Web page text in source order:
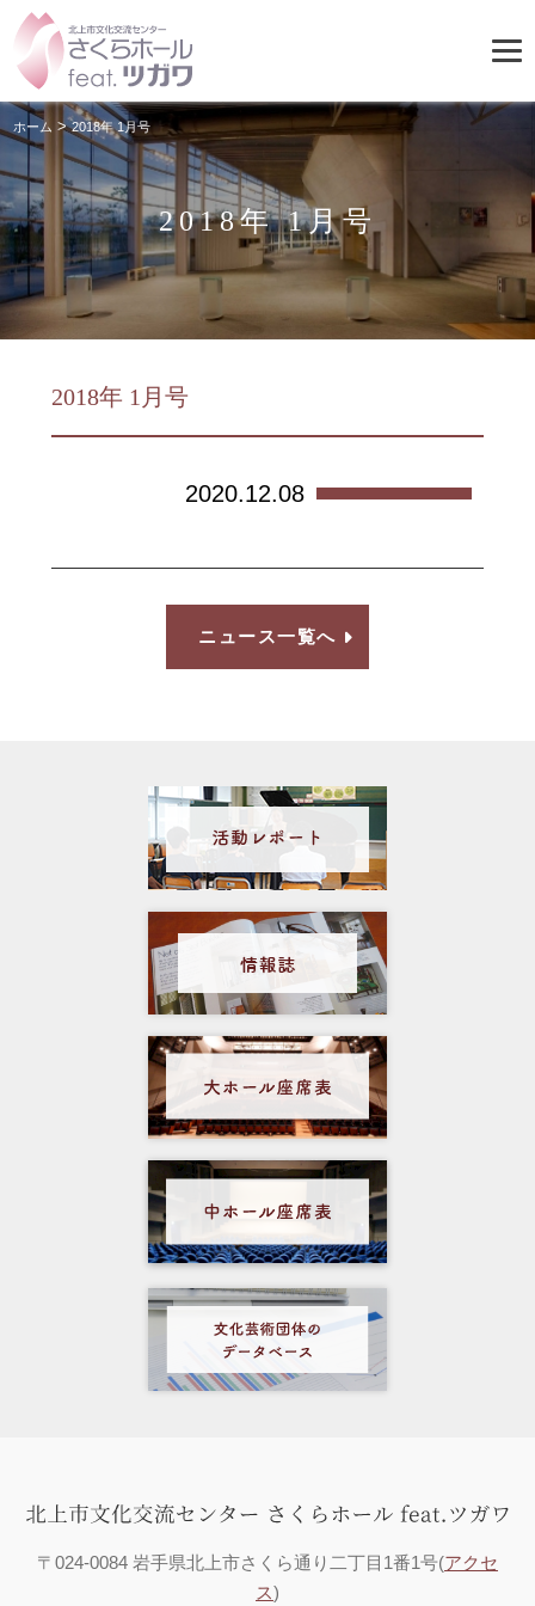
2018年 1月号
ホーム >2018年 1月号
2018年 1月号
2020.12.08
ニュース一覧へ
〒024-0084 岩手県北上市さくら通り二丁目1番1号(アクセ
ス)